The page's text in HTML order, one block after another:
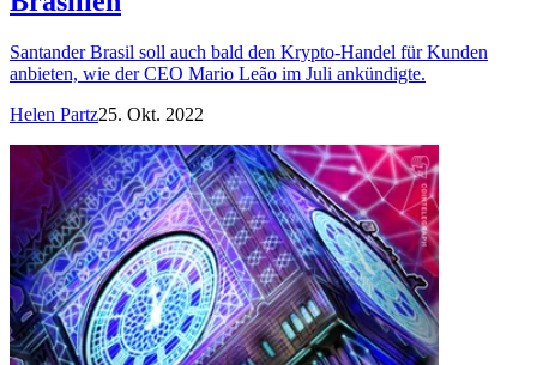
Santander Brasil soll auch bald den Krypto-Handel für Kunden
anbieten, wie der CEO Mario Leão im Juli ankündigte.
Helen Partz25. Okt. 2022